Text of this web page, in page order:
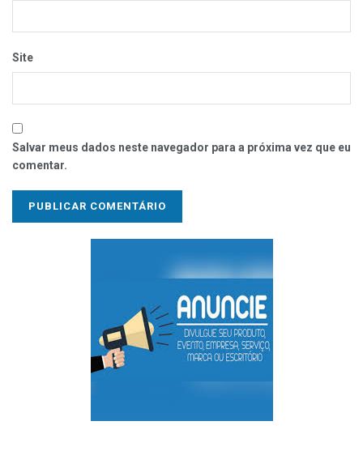
Site
Salvar meus dados neste navegador para a próxima vez que eu
comentar.